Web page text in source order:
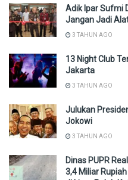
Adik Ipar Sufmi
Jangan Jadi
3 TAHUN AGO
13 Night Club
Jakarta
3 TAHUN AGO
Julukan
Jokowi
3 TAHUN AGO
Dinas PUPR
3,4 Miliar